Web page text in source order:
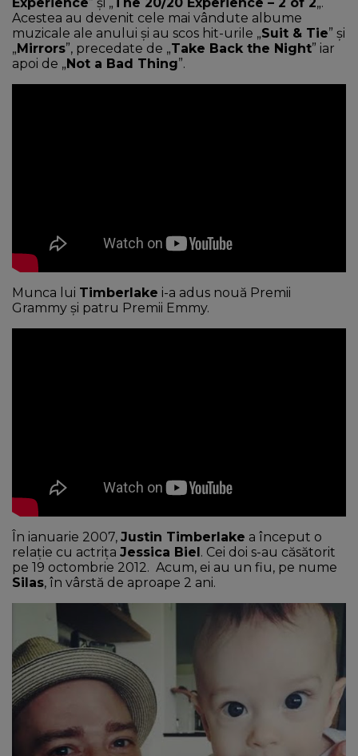
Acestea au devenit cele mai vândute albume
muzicale ale anului și au scos hit-urile „Suit & Tie” și
„Mirrors”, precedate de „Take Back the Night” iar
apoi de „Not a Bad Thing”.
Munca lui Timberlake i-a adus nouă Premii
Grammy și patru Premii Emmy.
În ianuarie 2007, Justin Timberlake a început o
relație cu actrița Jessica Biel. Cei doi s-au căsătorit
pe 19 octombrie 2012. Acum, ei au un fiu, pe nume
Silas, în vârstă de aproape 2 ani.